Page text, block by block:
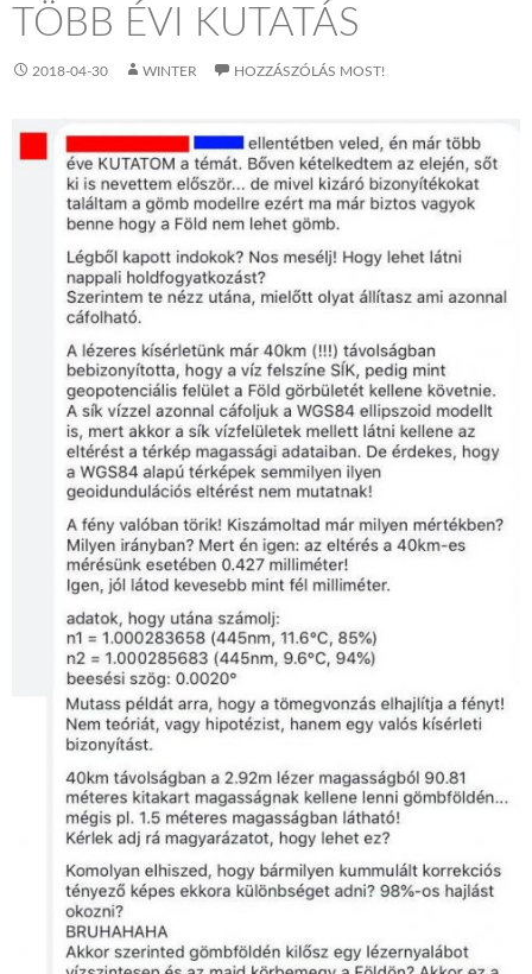
TÖBB ÉVI KUTATÁS
2018-04-30 WINTER HOZZÁSZÓLÁS MOST!